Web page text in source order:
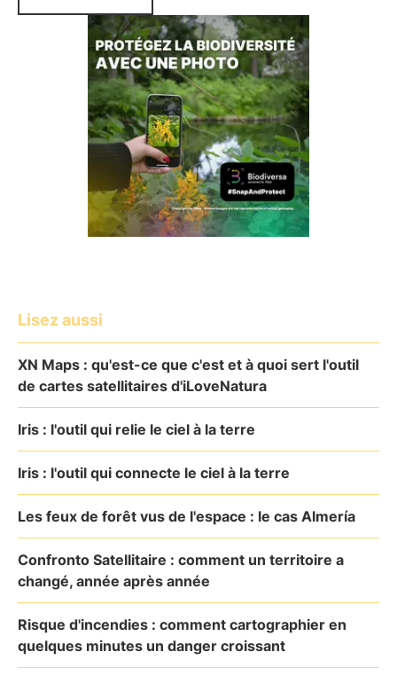
Lisez aussi
XN Maps : qu'est-ce que c'est et à quoi sert l'outil
de cartes satellitaires d'iLoveNatura
Iris : l'outil qui relie le ciel à la terre
Iris : l'outil qui connecte le ciel à la terre
Les feux de forêt vus de l'espace : le cas Almería
Confronto Satellitaire : comment un territoire a
changé, année après année
Risque d'incendies : comment cartographier en
quelques minutes un danger croissant